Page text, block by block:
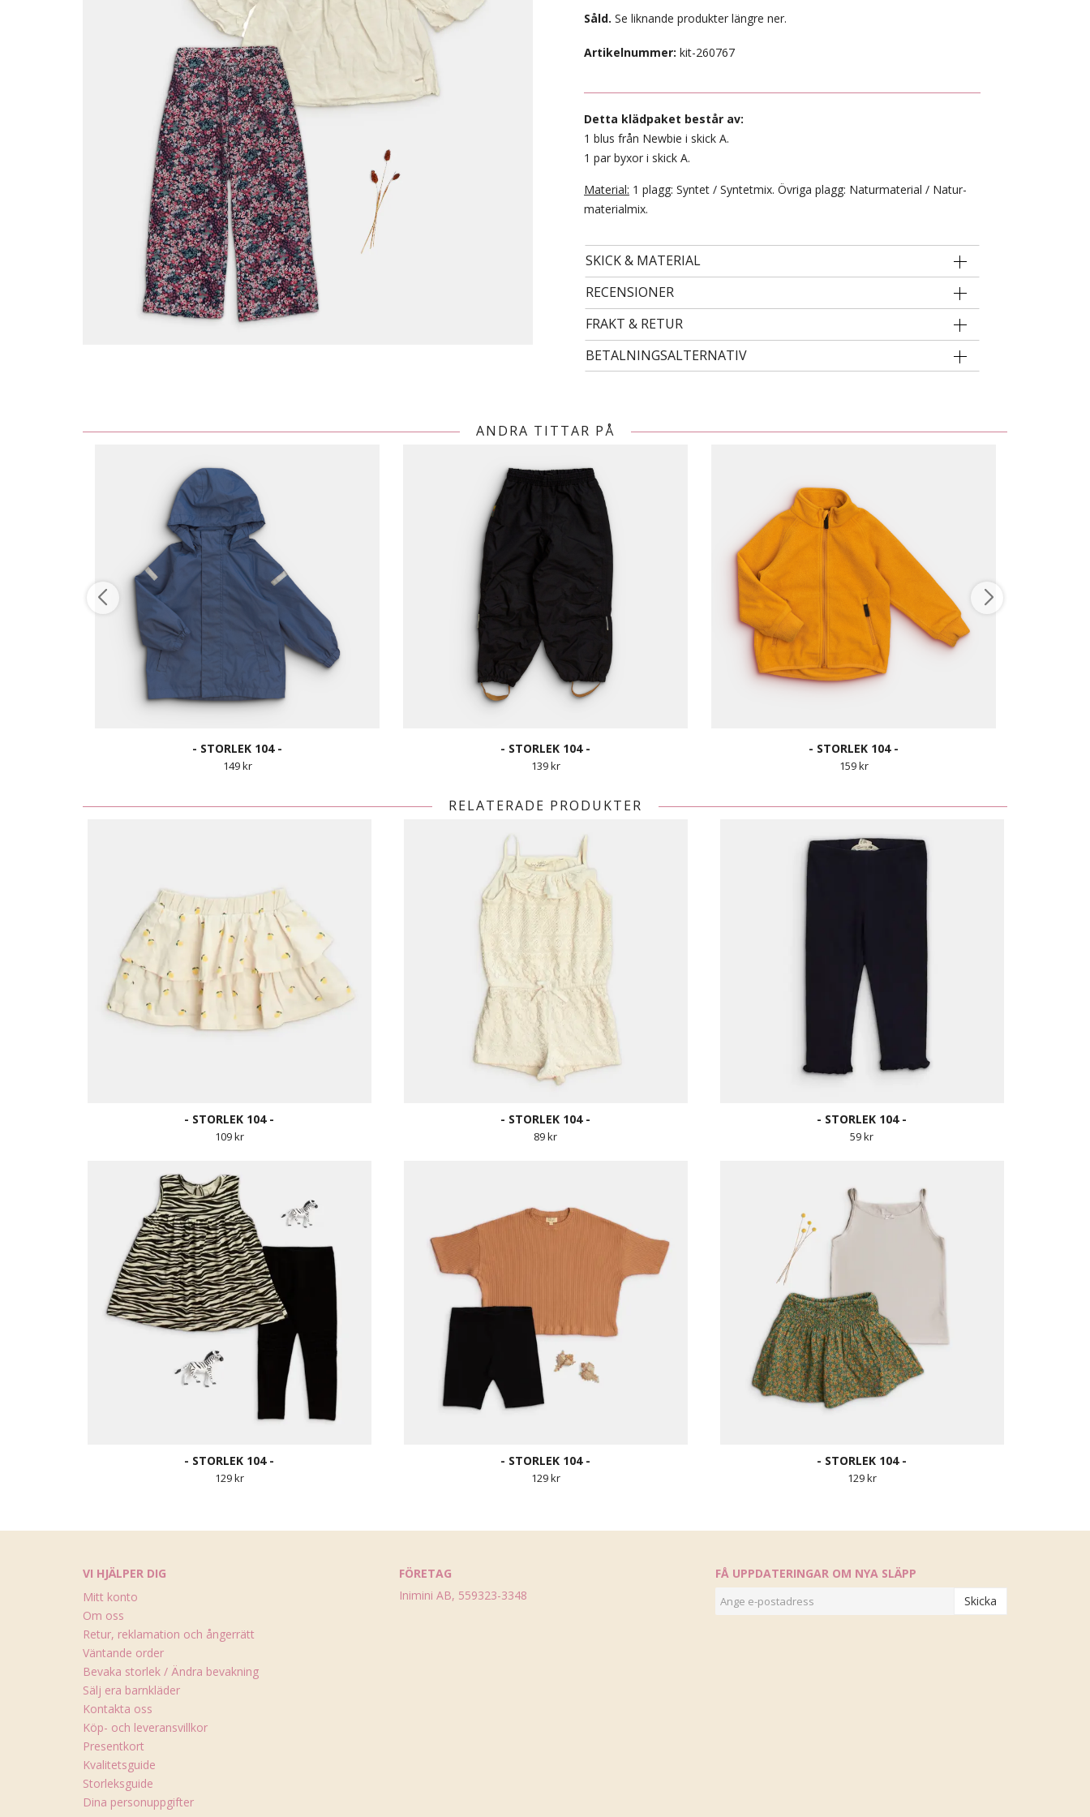
Såld. Se liknande produkter längre ner.
Artikelnummer: kit-260767
Detta klädpaket består av:
1 blus från Newbie i skick A.
1 par byxor i skick A.
Material: 1 plagg: Syntet / Syntetmix. Övriga plagg: Naturmaterial / Natur-
materialmix.
SKICK & MATERIAL
RECENSIONER
FRAKT & RETUR
BETALNINGSALTERNATIV
ANDRA TITTAR PÅ
- STORLEK 104 -
149 kr
- STORLEK 104 -
139 kr
- STORLEK 104 -
159 kr
RELATERADE PRODUKTER
- STORLEK 104 -
109 kr
- STORLEK 104 -
89 kr
- STORLEK 104 -
59 kr
- STORLEK 104 -
129 kr
- STORLEK 104 -
129 kr
- STORLEK 104 -
129 kr
VI HJÄLPER DIG
Mitt konto
Om oss
Retur, reklamation och ångerrätt
Väntande order
Bevaka storlek / Ändra bevakning
Sälj era barnkläder
Kontakta oss
Köp- och leveransvillkor
Presentkort
Kvalitetsguide
Storleksguide
Dina personuppgifter
FÖRETAG
Inimini AB, 559323-3348
FÅ UPPDATERINGAR OM NYA SLÄPP
Skicka